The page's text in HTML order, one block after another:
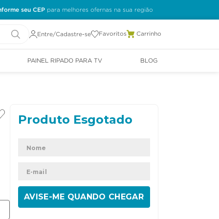
seu CEP
Entre/Cadastre-se Favoritos
PAINEL RIPADO PARA TV BLOG
ENVIAR